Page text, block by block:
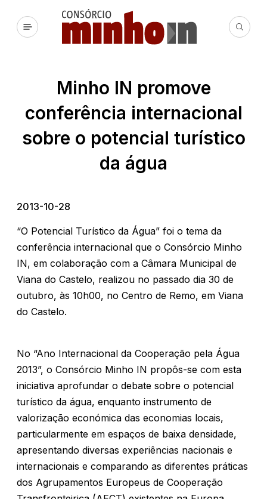
Minho IN promove
conferência internacional
sobre o potencial turístico
da água
2013-10-28
“O Potencial Turístico da Água” foi o tema da
conferência internacional que o Consórcio Minho
IN, em colaboração com a Câmara Municipal de
Viana do Castelo, realizou no passado dia 30 de
outubro, às 10h00, no Centro de Remo, em Viana
do Castelo.
No “Ano Internacional da Cooperação pela Água
2013”, o Consórcio Minho IN propôs-se com esta
iniciativa aprofundar o debate sobre o potencial
turístico da água, enquanto instrumento de
valorização económica das economias locais,
particularmente em espaços de baixa densidade,
apresentando diversas experiências nacionais e
internacionais e comparando as diferentes práticas
dos Agrupamentos Europeus de Cooperação